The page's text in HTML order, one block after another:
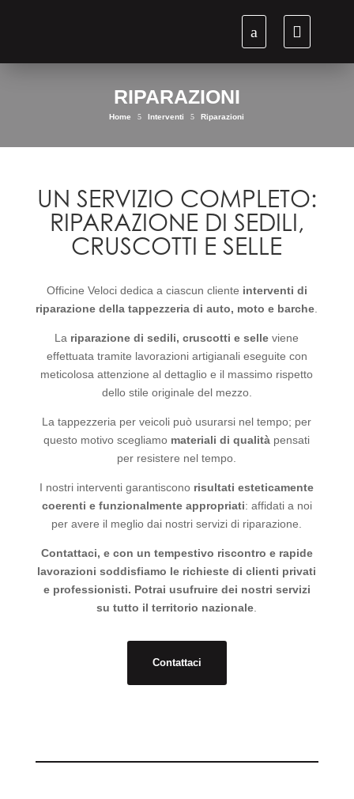
RIPARAZIONI
Home 5 Interventi 5 Riparazioni
UN SERVIZIO COMPLETO:
RIPARAZIONE DI SEDILI,
CRUSCOTTI E SELLE
Officine Veloci dedica a ciascun cliente interventi di
riparazione della tappezzeria di auto, moto e barche
La riparazione di sedili, cruscotti e selle viene
effettuata tramite lavorazioni artigianali eseguite con
meticolosa attenzione al dettaglio e il massimo rispetto
dello stile originale del mezzo.
La tappezzeria per veicoli può usurarsi nel tempo; per
questo motivo scegliamo materiali di qualità pensati
per resistere nel tempo.
I nostri interventi garantiscono risultati esteticamente
coerenti e funzionalmente appropriati: affidati a noi
per avere il meglio dai nostri servizi di riparazione.
Contattaci, e con un tempestivo riscontro e rapide
lavorazioni soddisfiamo le richieste di clienti privati
e professionisti. Potrai usufruire dei nostri servizi
su tutto il territorio nazionale
Contattaci